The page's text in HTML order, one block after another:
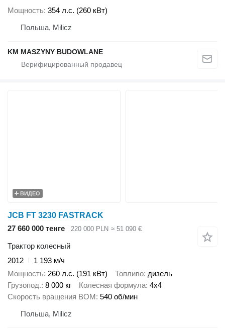
Мощность 354 л.с. (260 кВт)
Польша, Milicz
KM MASZYNY BUDOWLANE
ВИДЕО
JCB FT 3230 FASTRACK
27 660 000 тенге
220 000 PLN ≈ 51 090 €
Трактор колесный
2012
1 193 м/ч
Мощность 260 л.с. (191 кВт) Топливо дизель
Грузопод. 8 000 кг Колесная формула 4x4
Скорость вращения ВОМ 540 об/мин
Польша, Milicz